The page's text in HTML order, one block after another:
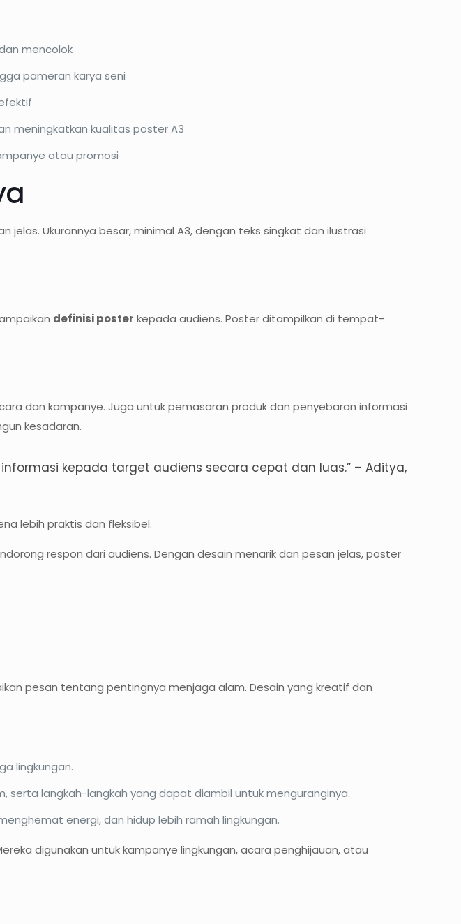
mencolok
pameran karya seni
meningkatkan kualitas poster A3
atau promosi
Ukurannya besar, minimal A3, dengan teks singkat dan ilustrasi
definisi poster kepada audiens. Poster ditampilkan di tempat-
dan kampanye. Juga untuk pemasaran produk dan penyebaran informasi
kesadaran.
kepada target audiens secara cepat dan luas.” – Aditya,
lebih praktis dan fleksibel.
respon dari audiens. Dengan desain menarik dan pesan jelas, poster
pesan tentang pentingnya menjaga alam. Desain yang kreatif dan
lingkungan.
langkah-langkah yang dapat diambil untuk menguranginya.
energi, dan hidup lebih ramah lingkungan.
digunakan untuk kampanye lingkungan, acara penghijauan, atau